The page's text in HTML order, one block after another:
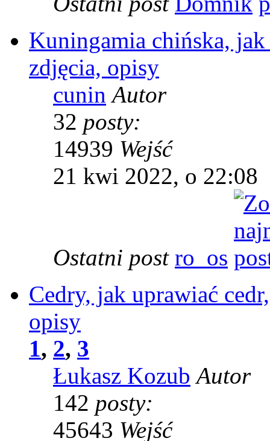
Kuningamia chińska,
zdjęcia, opisy
cunin Autor
32 posty:
14939 Wejść
21 kwi 2022, o 22:08
Ostatni post ro_os
Cedry, jak uprawiać
opisy
1, 2, 3
Łukasz Kozub Autor
142 posty:
45643 Wejść